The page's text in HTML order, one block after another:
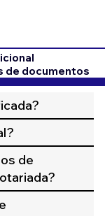
de documentos
de